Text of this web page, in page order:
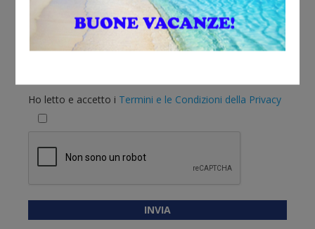
Ho letto e accetto i Termini e le Condizioni della Privacy